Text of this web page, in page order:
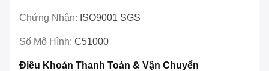
Chứng Nhận: ISO9001 SGS
Số Mô Hình: C51000
Điều Khoản Thanh Toán & Vận Chuyển